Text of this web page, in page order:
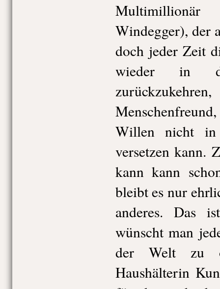
Windegger), der
doch jeder Zeit
wieder in
Willen nicht in
versetzen kann.
kann kann
bleibt es nur
anderes. Das
wünscht man
der Welt zu
Haushälterin